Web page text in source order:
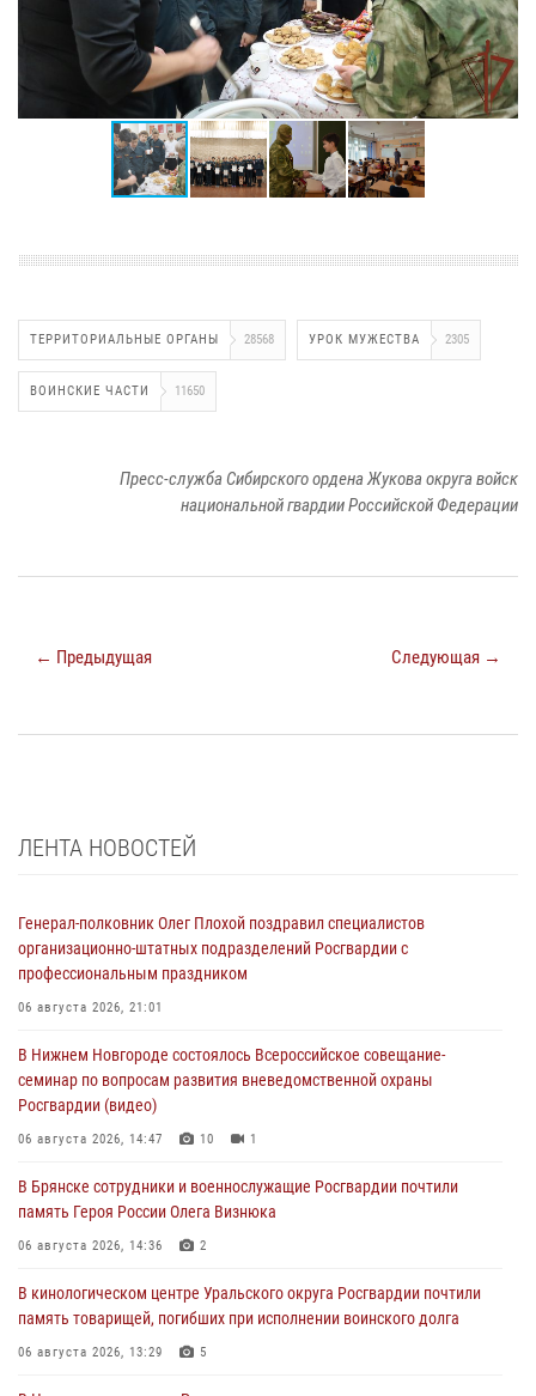
ТЕРРИТОРИАЛЬНЫЕ ОРГАНЫ 28568 УРОК МУЖЕСТВА 2305
ВОИНСКИЕ ЧАСТИ 11650
Пресс-служба Сибирского ордена Жукова округа войск
национальной гвардии Российской Федерации
← Предыдущая Следующая →
ЛЕНТА НОВОСТЕЙ
Генерал-полковник Олег Плохой поздравил специалистов
организационно-штатных подразделений Росгвардии с
профессиональным праздником
06 августа 2026, 21:01
В Нижнем Новгороде состоялось Всероссийское совещание-
семинар по вопросам развития вневедомственной охраны
Росгвардии (видео)
06 августа 2026, 14:47 10 1
В Брянске сотрудники и военнослужащие Росгвардии почтили
память Героя России Олега Визнюка
06 августа 2026, 14:36 2
В кинологическом центре Уральского округа Росгвардии почтили
память товарищей, погибших при исполнении воинского долга
06 августа 2026, 13:29 5